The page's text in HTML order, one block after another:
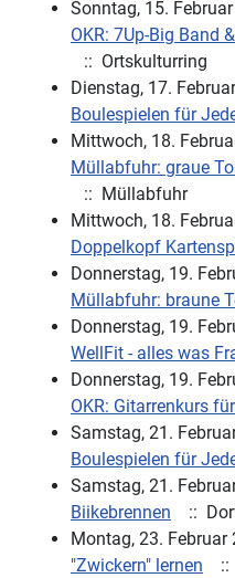
Sonntag, 15.
OKR: 7Up-Big Band
:: Ortskulturring
Dienstag, 17.
Boulespielen für
Mittwoch, 18.
Müllabfuhr: graue
:: Müllabfuhr
Mittwoch, 18.
Doppelkopf
Donnerstag, 19.
Müllabfuhr: braune
Donnerstag, 19.
WellFit - alles was
Donnerstag, 19.
OKR: Gitarrenkurs
Samstag, 21.
Boulespielen für
Samstag, 21.
Biikebrennen
::
Montag, 23. Februar
"Zwickern" lernen
::